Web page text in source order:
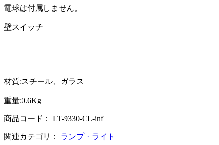
電球は付属しません。
壁スイッチ
材質:スチール、ガラス
重量:0.6Kg
商品コード： LT-9330-CL-inf
関連カテゴリ： ランプ・ライト